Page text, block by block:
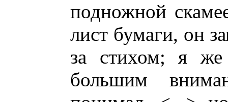
подножной
лист бумаги, он
за стихом; я
большим